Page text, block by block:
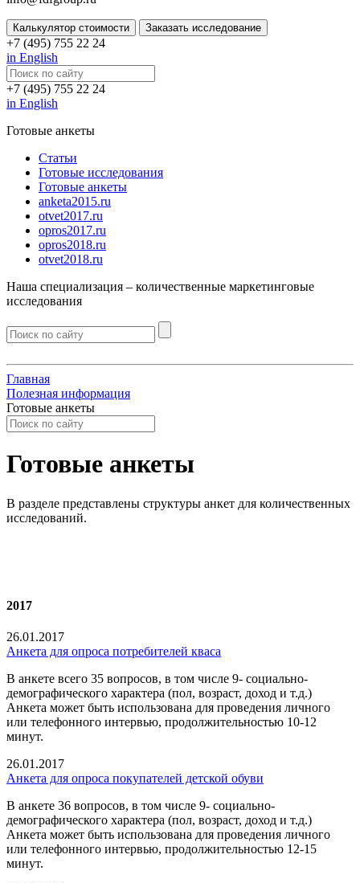
Калькулятор стоимости Заказать исследование
+7 (495) 755 22 24
in English
+7 (495) 755 22 24
in English
Готовые анкеты
Статьи
Готовые исследования
Готовые анкеты
anketa2015.ru
otvet2017.ru
opros2017.ru
opros2018.ru
otvet2018.ru
Наша специализация – количественные маркетинговые
исследования
Главная
Полезная информация
Готовые анкеты
Готовые анкеты
В разделе представлены структуры анкет для количественных
исследований.
2017
26.01.2017
Анкета для опроса потребителей кваса
В анкете всего 35 вопросов, в том числе 9- социально-
демографического характера (пол, возраст, доход и т.д.)
Анкета может быть использована для проведения личного
или телефонного интервью, продолжительностью 10-12
минут.
26.01.2017
Анкета для опроса покупателей детской обуви
В анкете 36 вопросов, в том числе 9- социально-
демографического характера (пол, возраст, доход и т.д.)
Анкета может быть использована для проведения личного
или телефонного интервью, продолжительностью 12-15
минут.